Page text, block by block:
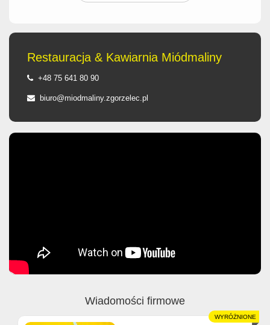
Restauracja & Kawiarnia Miódmaliny
+48 75 641 80 90
biuro@miodmaliny.zgorzelec.pl
Wiadomości firmowe